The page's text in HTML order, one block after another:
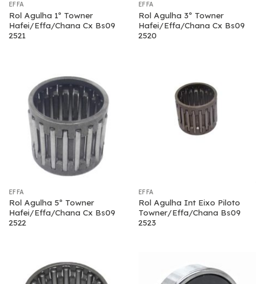
EFFA
Rol Agulha 1º Towner
Hafei/Effa/Chana Cx Bs09
2521
EFFA
Rol Agulha 3º Towner
Hafei/Effa/Chana Cx Bs09
2520
EFFA
Rol Agulha 5º Towner
Hafei/Effa/Chana Cx Bs09
2522
EFFA
Rol Agulha Int Eixo Piloto
Towner/Effa/Chana Bs09
2523